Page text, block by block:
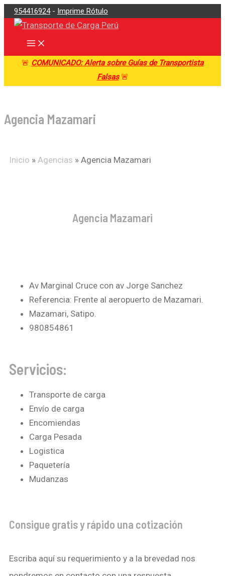
Ir
al
954416924- Imprime Rótulo
Main
Menu
🚨 COMUNICADO: Alerta sobre Guías de Transportista
Falsas🚨
Agencia Mazamari
Inicio » Agencias » Agencia Mazamari
Agencia Mazamari
Av Marginal Cruce con av Jorge Sanchez
Referencia: Frente al aeropuerto de Mazamari.
Mazamari, Satipo.
980854861
Servicios:
Transporte de carga
Envío de carga
Encomiendas
Carga Pesada
Logistica
Paquetería
Mudanzas
Consigue gratis y rápido una cotización
Escriba aquí su requerimiento y a la brevedad nos